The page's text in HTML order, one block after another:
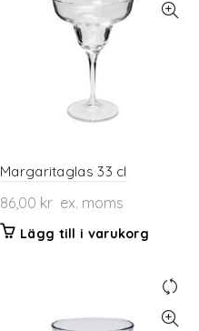
Margaritaglas 33 cl
86,00 kr ex. moms
Lägg till i varukorg